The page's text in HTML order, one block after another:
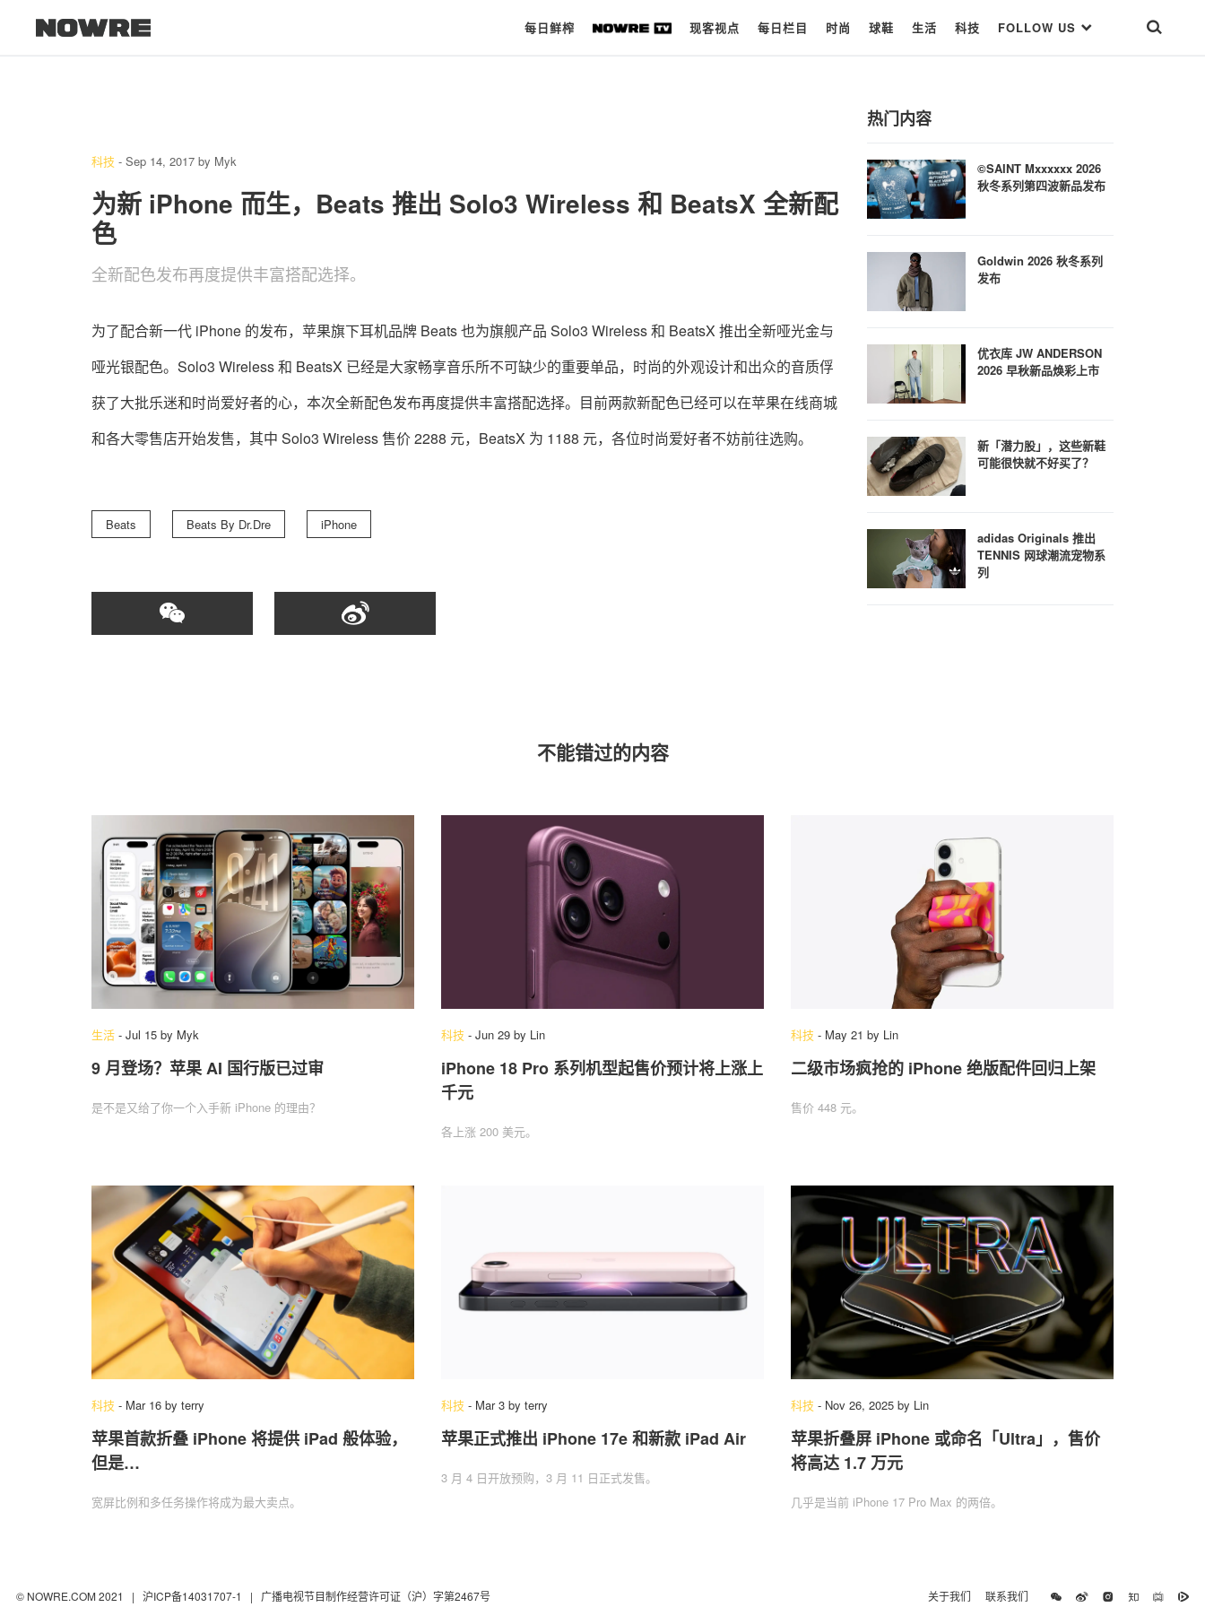
每日鲜榨 现客视点 每日栏目 时尚 球鞋 生活 科技 FOLLOW US
每日栏目
生 活
科 技
科技 - Sep 14, 2017 by Myk
为新 iPhone 而生，Beats 推出 Solo3 Wireless 和 BeatsX 全新配
色
全新配色发布再度提供丰富搭配选择。
为了配合新一代 iPhone 的发布，苹果旗下耳机品牌 Beats 也为旗舰产品 Solo3 Wireless 和 BeatsX 推出全新哑光金与
哑光银配色。Solo3 Wireless 和 BeatsX 已经是大家畅享音乐所不可缺少的重要单品，时尚的外观设计和出众的音质俘
获了大批乐迷和时尚爱好者的心，本次全新配色发布再度提供丰富搭配选择。目前两款新配色已经可以在苹果在线商城
和各大零售店开始发售，其中 Solo3 Wireless 售价 2288 元，BeatsX 为 1188 元，各位时尚爱好者不妨前往选购。
Beats Beats By Dr.Dre iPhone
热门内容
©SAINT Mxxxxxx 2026
秋冬系列第四波新品发布
Goldwin 2026 秋冬系列
发布
优衣库 JW ANDERSON
2026 早秋新品焕彩上市
新「潜力股」，这些新鞋
可能很快就不好买了？
adidas Originals 推出
TENNIS 网球潮流宠物系
列
不能错过的内容
生活 - Jul 15 by Myk
9 月登场？苹果 AI 国行版已过审
是不是又给了你一个入手新 iPhone 的理由？
科技 - Jun 29 by Lin
iPhone 18 Pro 系列机型起售价预计将上涨上
千元
各上涨 200 美元。
科技 - May 21 by Lin
二级市场疯抢的 iPhone 绝版配件回归上架
售价 448 元。
科技 - Mar 16 by terry
苹果首款折叠 iPhone 将提供 iPad 般体验，
但是…
宽屏比例和多任务操作将成为最大卖点。
科技 - Mar 3 by terry
苹果正式推出 iPhone 17e 和新款 iPad Air
3 月 4 日开放预购，3 月 11 日正式发售。
科技 - Nov 26, 2025 by Lin
苹果折叠屏 iPhone 或命名「Ultra」，售价
将高达 1.7 万元
几乎是当前 iPhone 17 Pro Max 的两倍。
© NOWRE.COM 2021 | 沪ICP备14031707-1 | 广播电视节目制作经营许可证（沪）字第2467号 关于我们 联系我们